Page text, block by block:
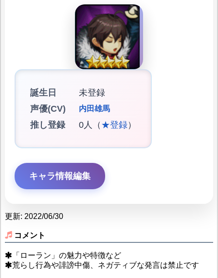
誕生日
未登録
声優(CV)
内田雄馬
推し登録 0人（ ★登録）
キャラ情報編集
更新: 2022/06/30
コメント
「ローラン」の魅力や特徴など
荒らし行為や誹謗中傷、ネガティブな発言は禁止です